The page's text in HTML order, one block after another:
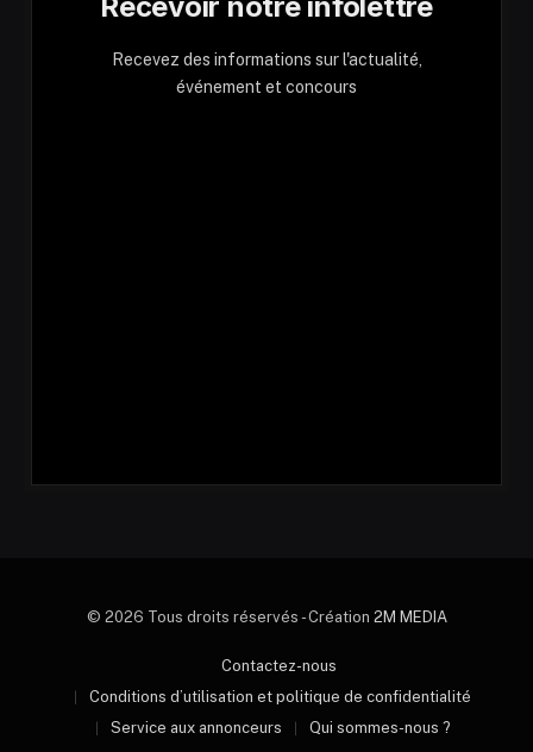
Recevez des informations sur l'actualité,
événement et concours
© 2026 Tous droits réservés - Création 2M MEDIA
Contactez-nous
Conditions d’utilisation et politique de confidentialité
Service aux annonceurs
Qui sommes-nous ?